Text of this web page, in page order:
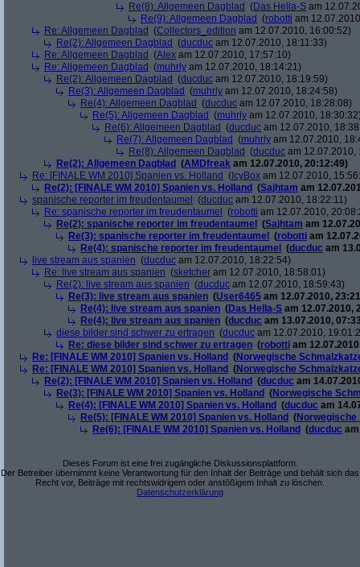
Re(8): Allgemeen Dagblad (Das Hella-S am
Re(9): Allgemeen Dagblad (robotti am
Re: Allgemeen Dagblad (Collectors_edition am 12.07.2010, 16:00:52)
Re(2): Allgemeen Dagblad (ducduc am 12.07.2010, 18:11:33)
Re: Allgemeen Dagblad (Alex am 12.07.2010, 17:57:10)
Re: Allgemeen Dagblad (muhrly am 12.07.2010, 18:14:21)
Re(2): Allgemeen Dagblad (ducduc am 12.07.2010, 18:19:59)
Re(3): Allgemeen Dagblad (muhrly am 12.07.2010, 18:24:58)
Re(4): Allgemeen Dagblad (ducduc am 12.07.2010, 18:28:08)
Re(5): Allgemeen Dagblad (muhrly am 12.07.2010,
Re(6): Allgemeen Dagblad (ducduc am 12.07.2010,
Re(7): Allgemeen Dagblad (muhrly am 12.07.2010,
Re(8): Allgemeen Dagblad (ducduc am 12.07.2010,
Re(2): Allgemeen Dagblad (AMDfreak am 12.07.2010, 20:12:49)
Re: [FINALE WM 2010] Spanien vs. Holland ( IcyBox am 12.07.2010,
Re(2): [FINALE WM 2010] Spanien vs. Holland (Sajhtam am
spanische reporter im freudentaumel
(ducduc am 12.07.2010, 18:22:11)
Re: spanische reporter im freudentaumel
(robotti am 12.07.2010,
Re(2): spanische reporter im freudentaumel
(Sajhtam am
Re(3): spanische reporter im freudentaumel
(robotti am
Re(4): spanische reporter im freudentaumel
(ducduc am
live stream aus spanien (ducduc am 12.07.2010, 18:22:54)
Re: live stream aus spanien (sketcher am 12.07.2010, 18:58:01)
Re(2): live stream aus spanien (ducduc am 12.07.2010, 18:59:43)
Re(3): live stream aus spanien (User6465 am 12.07.2010,
Re(4): live stream aus spanien (Das Hella-S am 12.07.2010,
Re(4): live stream aus spanien (ducduc am 13.07.2010,
diese bilder sind schwer zu ertragen (ducduc am 12.07.2010,
Re: diese bilder sind schwer zu ertragen (robotti am
Re: [FINALE WM 2010] Spanien vs. Holland (Norwegische
Re: [FINALE WM 2010] Spanien vs. Holland (Norwegische
Re(2): [FINALE WM 2010] Spanien vs. Holland (ducduc am
Re(3): [FINALE WM 2010] Spanien vs. Holland (Norwegische
Re(4): [FINALE WM 2010] Spanien vs. Holland (ducduc am
Re(5): [FINALE WM 2010] Spanien vs. Holland (
Re(6): [FINALE WM 2010] Spanien vs. Holland (ducduc
Dieses Forum ist eine frei zugängliche Diskussionsplattform.
Der Betreiber übernimmt keine Verantwortung für den Inhalt der Beiträge und behält sich das
Recht vor, Beiträge mit rechtswidrigem oder anstößigem Inhalt zu löschen.
Datenschutzerklärung